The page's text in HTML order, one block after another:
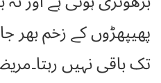
پھیپھڑوں کے زخم بھر
تک باقی نہیں